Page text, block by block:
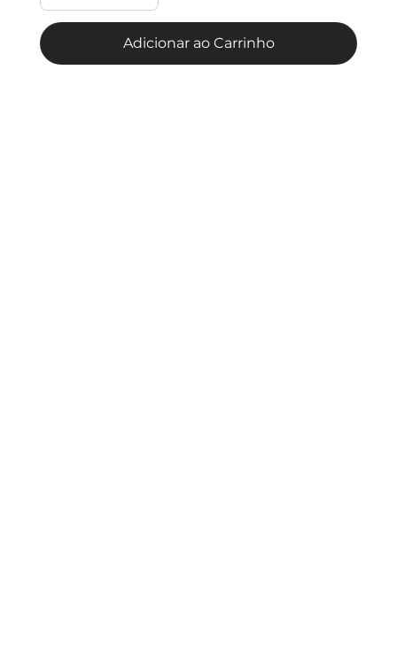
Adicionar ao Carrinho